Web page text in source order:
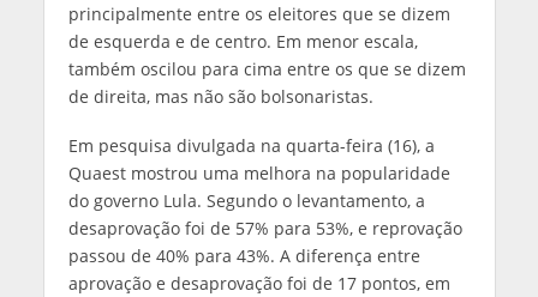
principalmente entre os eleitores que se dizem
de esquerda e de centro. Em menor escala,
também oscilou para cima entre os que se dizem
de direita, mas não são bolsonaristas.
Em pesquisa divulgada na quarta-feira (16), a
Quaest mostrou uma melhora na popularidade
do governo Lula. Segundo o levantamento, a
desaprovação foi de 57% para 53%, e reprovação
passou de 40% para 43%. A diferença entre
aprovação e desaprovação foi de 17 pontos, em